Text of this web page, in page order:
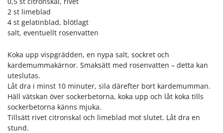
2 st limeblad
4 st gelatinblad, blötlagt
salt, eventuellt rosenvatten
Koka upp vispgrädden, en nypa salt, sockret och
kardemummakärnor. Smaksätt med rosenvatten – detta kan
uteslutas.
Låt dra i minst 10 minuter, sila därefter bort kardemumman.
Häll vätskan över sockerbetorna, koka upp och låt koka tills
sockerbetorna känns mjuka.
Tillsätt rivet citronskal och limeblad mot slutet. Låt dra en
stund.